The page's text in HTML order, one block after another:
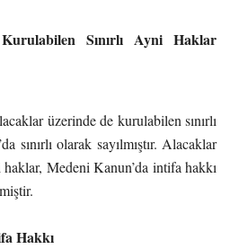
Sınırlı Ayni Haklar
üzerinde de kurulabilen sınırlı
sınırlı olarak sayılmıştır. Alacaklar
haklar, Medeni Kanun’da intifa hakkı
Hakkı